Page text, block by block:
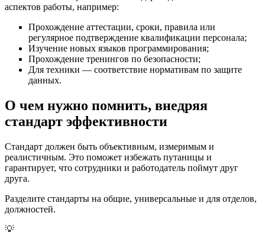
аспектов работы, например:
Прохождение аттестации, сроки, правила или
регулярное подтверждение квалификации персонала;
Изучение новых языков программирования;
Прохождение тренингов по безопасности;
Для техники — соответствие нормативам по защите
данных.
О чем нужно помнить, внедряя
стандарт эффективности
Стандарт должен быть объективным, измеримым и
реалистичным. Это поможет избежать путаницы и
гарантирует, что сотрудники и работодатель поймут друг
друга.
Разделите стандарты на общие, универсальные и для отделов,
должностей.
💡